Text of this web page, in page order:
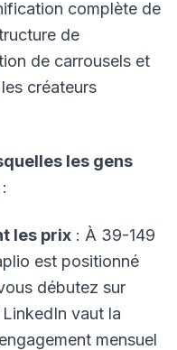
complète de
de
de carrousels et
créateurs
les gens
:
les prix : À 39-149
est positionné
débutez sur
vaut la
mensuel